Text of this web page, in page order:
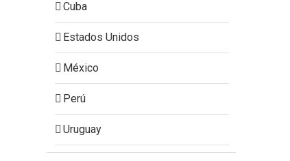
Cuba
Estados Unidos
México
Perú
Uruguay